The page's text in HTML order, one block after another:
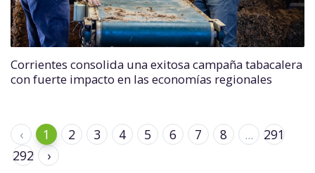
Corrientes consolida una exitosa campaña tabacalera
con fuerte impacto en las economías regionales
‹ 1 2 3 4 5 6 7 8 ...
291
292
›